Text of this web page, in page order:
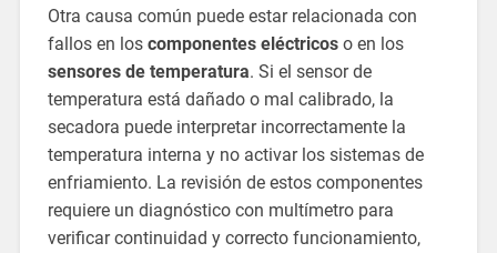
Otra causa común puede estar relacionada con
fallos en los componentes eléctricoso en los
sensores de temperatura. Si el sensor de
temperatura está dañado o mal calibrado, la
secadora puede interpretar incorrectamente la
temperatura interna y no activar los sistemas de
enfriamiento. La revisión de estos componentes
requiere un diagnóstico con multímetro para
verificar continuidad y correcto funcionamiento,